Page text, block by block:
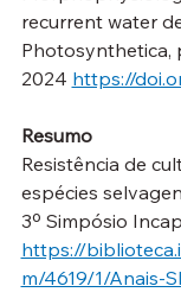
recurrent water
Photosynthetica,
2024 https://
Resumo
Resistência de
espécies
3º Simpósio
https://
m/4619/1/Anais-